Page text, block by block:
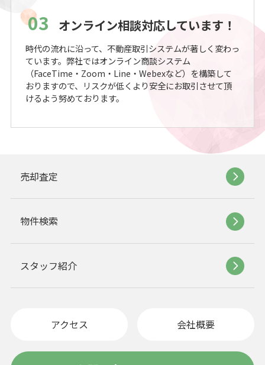
03 オンライン相談対応しています！
時代の流れに沿って、不動産取引システムが著しく変わっ
ています。弊社ではオンライン商談システム
（FaceTime・Zoom・Line・Webexなど）を構築して
おりますので、リスクが低くより安全にお取引させて頂
けるよう努めております。
売却査定
物件検索
スタッフ紹介
アクセス 会社概要